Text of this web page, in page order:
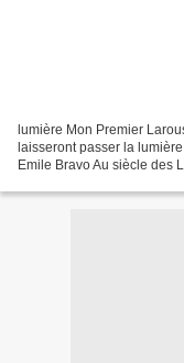
lumière Mon Premier
laisseront passer la
Emile Bravo Au siècle des